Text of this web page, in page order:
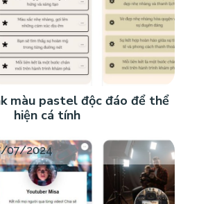
màu pastel độc đáo để thể
hiện cá tính
07/2024